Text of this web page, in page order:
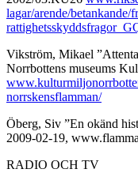
lagar/arende/betankande/
Vikström, Mikael
Norrbottens museums
norrskensflamman/
Öberg, Siv ”En okänd
2009-02-19,
RADIO OCH TV